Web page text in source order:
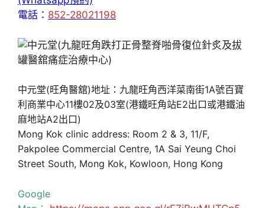
電話： 852-28021198
中元堂(旺角醫舘)地址：九龍旺角西洋菜南街1A號百寶
利商業中心11樓02及03室(港鐵旺角站E2出口或港鐵油
麻地站A2出口)
Mong Kok clinic address: Room 2 & 3, 11/F,
Pakpolee Commercial Centre, 1A Sai Yeung Choi
Street South, Mong Kok, Kowloon, Hong Kong
Google